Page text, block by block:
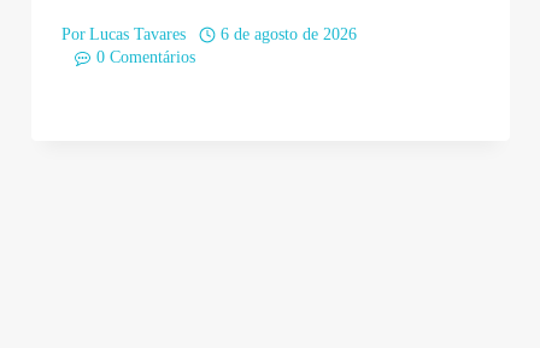
Por Lucas Tavares
6 de agosto de 2026
0 Comentários